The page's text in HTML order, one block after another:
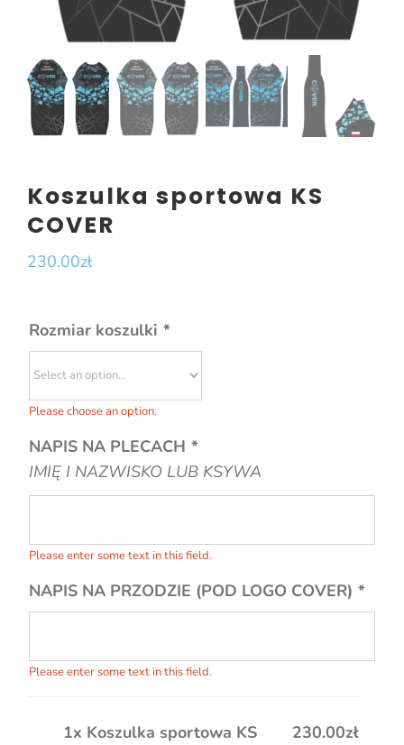
Koszulka sportowa KS
COVER
230.00zł
Rozmiar koszulki *
Please choose an option.
NAPIS NA PLECACH *
IMIĘ I NAZWISKO LUB KSYWA
Please enter some text in this field.
NAPIS NA PRZODZIE (POD LOGO COVER) *
Please enter some text in this field.
1x Koszulka sportowa KS
230.00zł